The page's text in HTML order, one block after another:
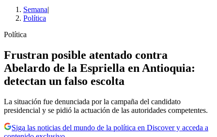
Semana|
Política
Política
Frustran posible atentado contra
Abelardo de la Espriella en Antioquia:
detectan un falso escolta
La situación fue denunciada por la campaña del candidato
presidencial y se pidió la actuación de las autoridades competentes.
Siga las noticias del mundo de la política en Discover y acceda a